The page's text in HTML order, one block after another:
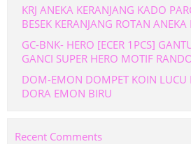
KRJ ANEKA KERANJANG KADO
BESEK KERANJANG ROTAN ANEKA
GC-BNK- HERO [ECER 1PCS]
GANCI SUPER HERO MOTIF
DOM-EMON DOMPET KOIN LUCU
DORA EMON BIRU
Recent Comments